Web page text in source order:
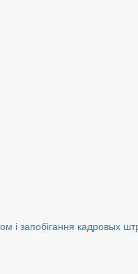
і запобігання кадровых